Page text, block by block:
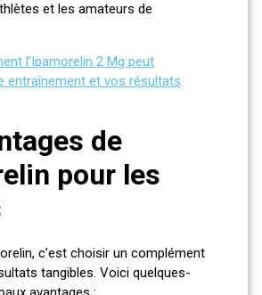
et les amateurs de
l’Ipamorelin 2 Mg peut
entraînement et vos résultats
de
pour les
c’est choisir un complément
tangibles. Voici quelques-